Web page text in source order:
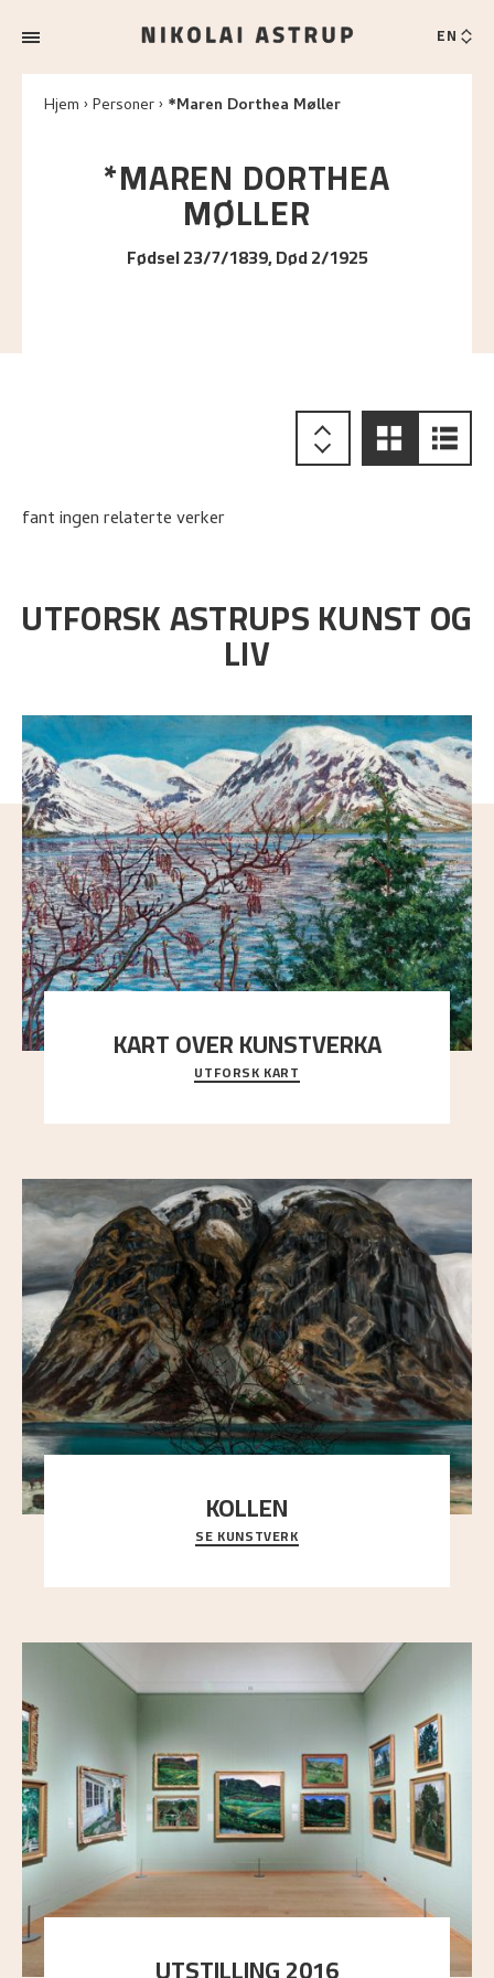
EN
Hjem Personer *Maren Dorthea Møller
*MAREN DORTHEA
MØLLER
Fødsel 23/7/1839, Død 2/1925
fant ingen relaterte verker
UTFORSK ASTRUPS KUNST OG
LIV
KART OVER KUNSTVERKA
Utforsk stedene og utsiktene i Astrups malerier
UTFORSK KART
KOLLEN
Et ruvende fjell dominerer bildeflaten, og står i
sterk kontrast til det spinkle rognetreet ute
SE KUNSTVERK